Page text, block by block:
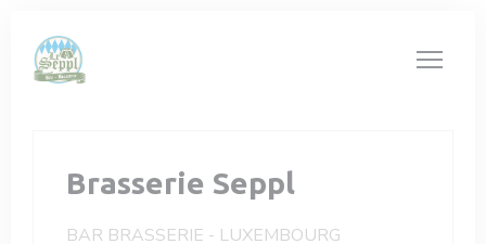
Brasserie Seppl
BAR BRASSERIE - LUXEMBOURG